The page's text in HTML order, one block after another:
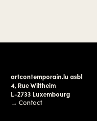
artcontemporain.lu asbl
4, Rue Wiltheim
L-2733 Luxembourg
→Contact